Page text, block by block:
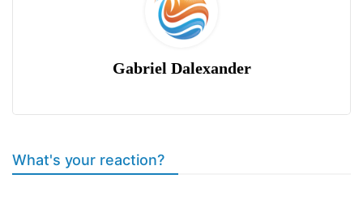
Gabriel Dalexander
What's your reaction?